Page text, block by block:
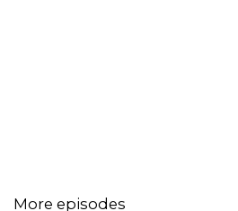
-Musk obstaculiza
More episodes